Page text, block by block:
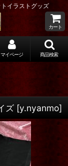
イラストグッズ
カート
マイページ 商品検索
ズ [y.nyanmo]